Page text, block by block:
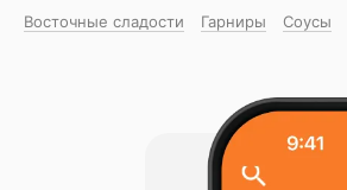
Восточные сладости
Гарниры Соусы